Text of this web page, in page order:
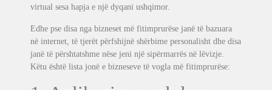
virtual sesa hapja e një dyqani ushqimor.
Edhe pse disa nga bizneset më fitimprurëse janë të bazuara
në internet, të tjerët përfshijnë shërbime personalisht dhe disa
janë të përshtatshme nëse jeni një sipërmarrës në lëvizje.
Këtu është lista jonë e bizneseve të vogla më fitimprurëse: